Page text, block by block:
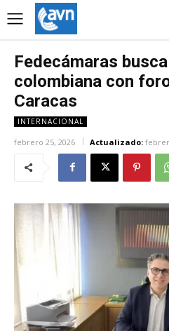
Fedecámaras
colombiana con
Caracas
INTERNACIONAL
febrero 25, 2026 Actualizado: